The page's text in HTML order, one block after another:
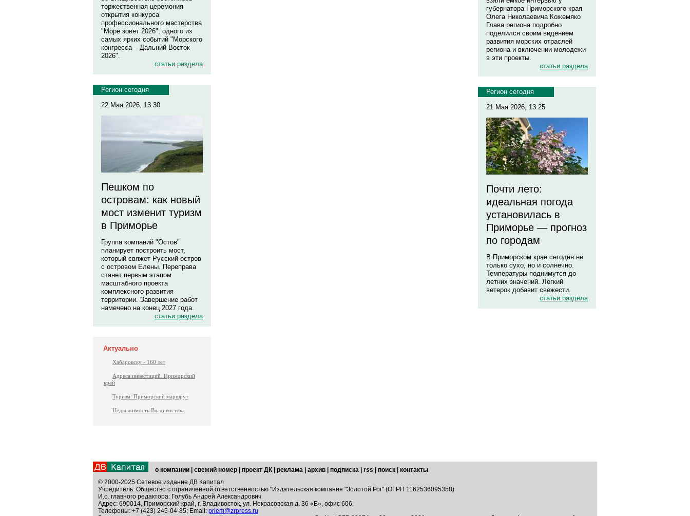
торжественная церемония
открытия конкурса
профессионального мастерства
"Море зовет 2026", одного из
самых ярких событий "Морского
конгресса – Дальний Восток
2026".
статьи раздела
Регион сегодня
22 Мая 2026, 13:30
Пешком по
островам: как новый
мост изменит туризм
в Приморье
Группа компаний "Остов"
планирует построить мост,
который свяжет Русский остров
с островом Елены. Переправа
станет первым этапом
масштабного проекта
комплексного развития
территории. Завершение работ
намечено на конец 2027 года.
статьи раздела
Актуально
Хабаровску - 160 лет
Адреса инвестиций. Приморский
край
Туризм: Приморский маршрут
Недвижимость Владивостока
губернатора Приморского края
Олега Николаевича Кожемяко
Глава региона подробно
поделился своим видением
развития морских отраслей
региона и включении молодежи
в эти проекты.
статьи раздела
Регион сегодня
21 Мая 2026, 13:25
Почти лето:
идеальная погода
установилась в
Приморье — прогноз
по городам
В Приморском крае сегодня не
только сухо, но и солнечно.
Температуры поднимутся до
летних значений. Легкий
ветерок добавит свежести.
статьи раздела
о компании свежий номер проект ДК реклама архив подписка rss поиск
контакты
© 2000-2025 Сетевое издание ДВ Капитал
Учредитель: Общество с ограниченной ответственностью "Издательская компания "Золотой Рог" (ОГРН 1162536095358)
И.о. главного редактора: Голубь Андрей Александрович
Адрес: 690014, Приморский край, г. Владивосток, ул. Некрасовская д. 36 «Б», офис 606;
Телефоны: +7 (423) 245-04-85; Email: priem@zrpress.ru